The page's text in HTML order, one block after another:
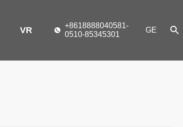
VR
+8618888040581-
0510-85345301
GE